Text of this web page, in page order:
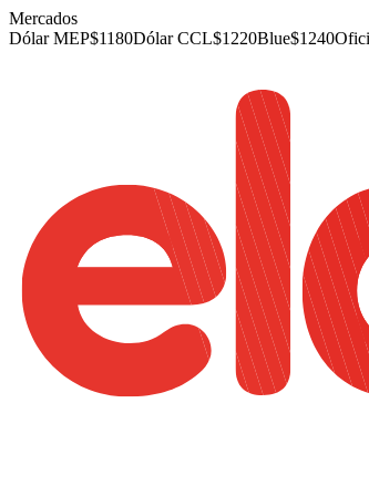
Mercados
Dólar MEP$1180Dólar CCL$1220Blue$1240